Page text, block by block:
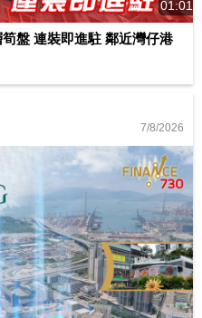
01:01
盤 連裝即進駐 鄰近灣仔港
7/8/2026